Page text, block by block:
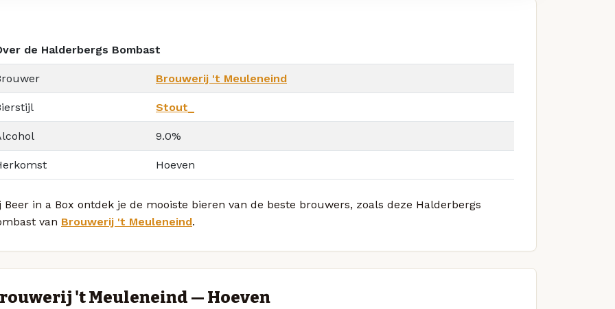
de Halderbergs Bombast
Brouwerij 't Meuleneind
Stout_
9.0%
Hoeven
Beer in a Box ontdek je de mooiste bieren van de beste brouwers, zoals deze Halderbergs
van Brouwerij 't Meuleneind.
't Meuleneind — Hoeven